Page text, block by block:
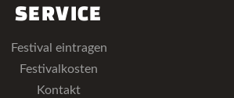
SERVICE
Festival eintragen
Festivalkosten
Kontakt